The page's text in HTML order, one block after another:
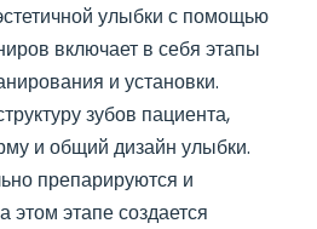
улыбки с помощью
включает в себя этапы
и установки.
зубов пациента,
и общий дизайн улыбки.
препарируются и
этапе создается